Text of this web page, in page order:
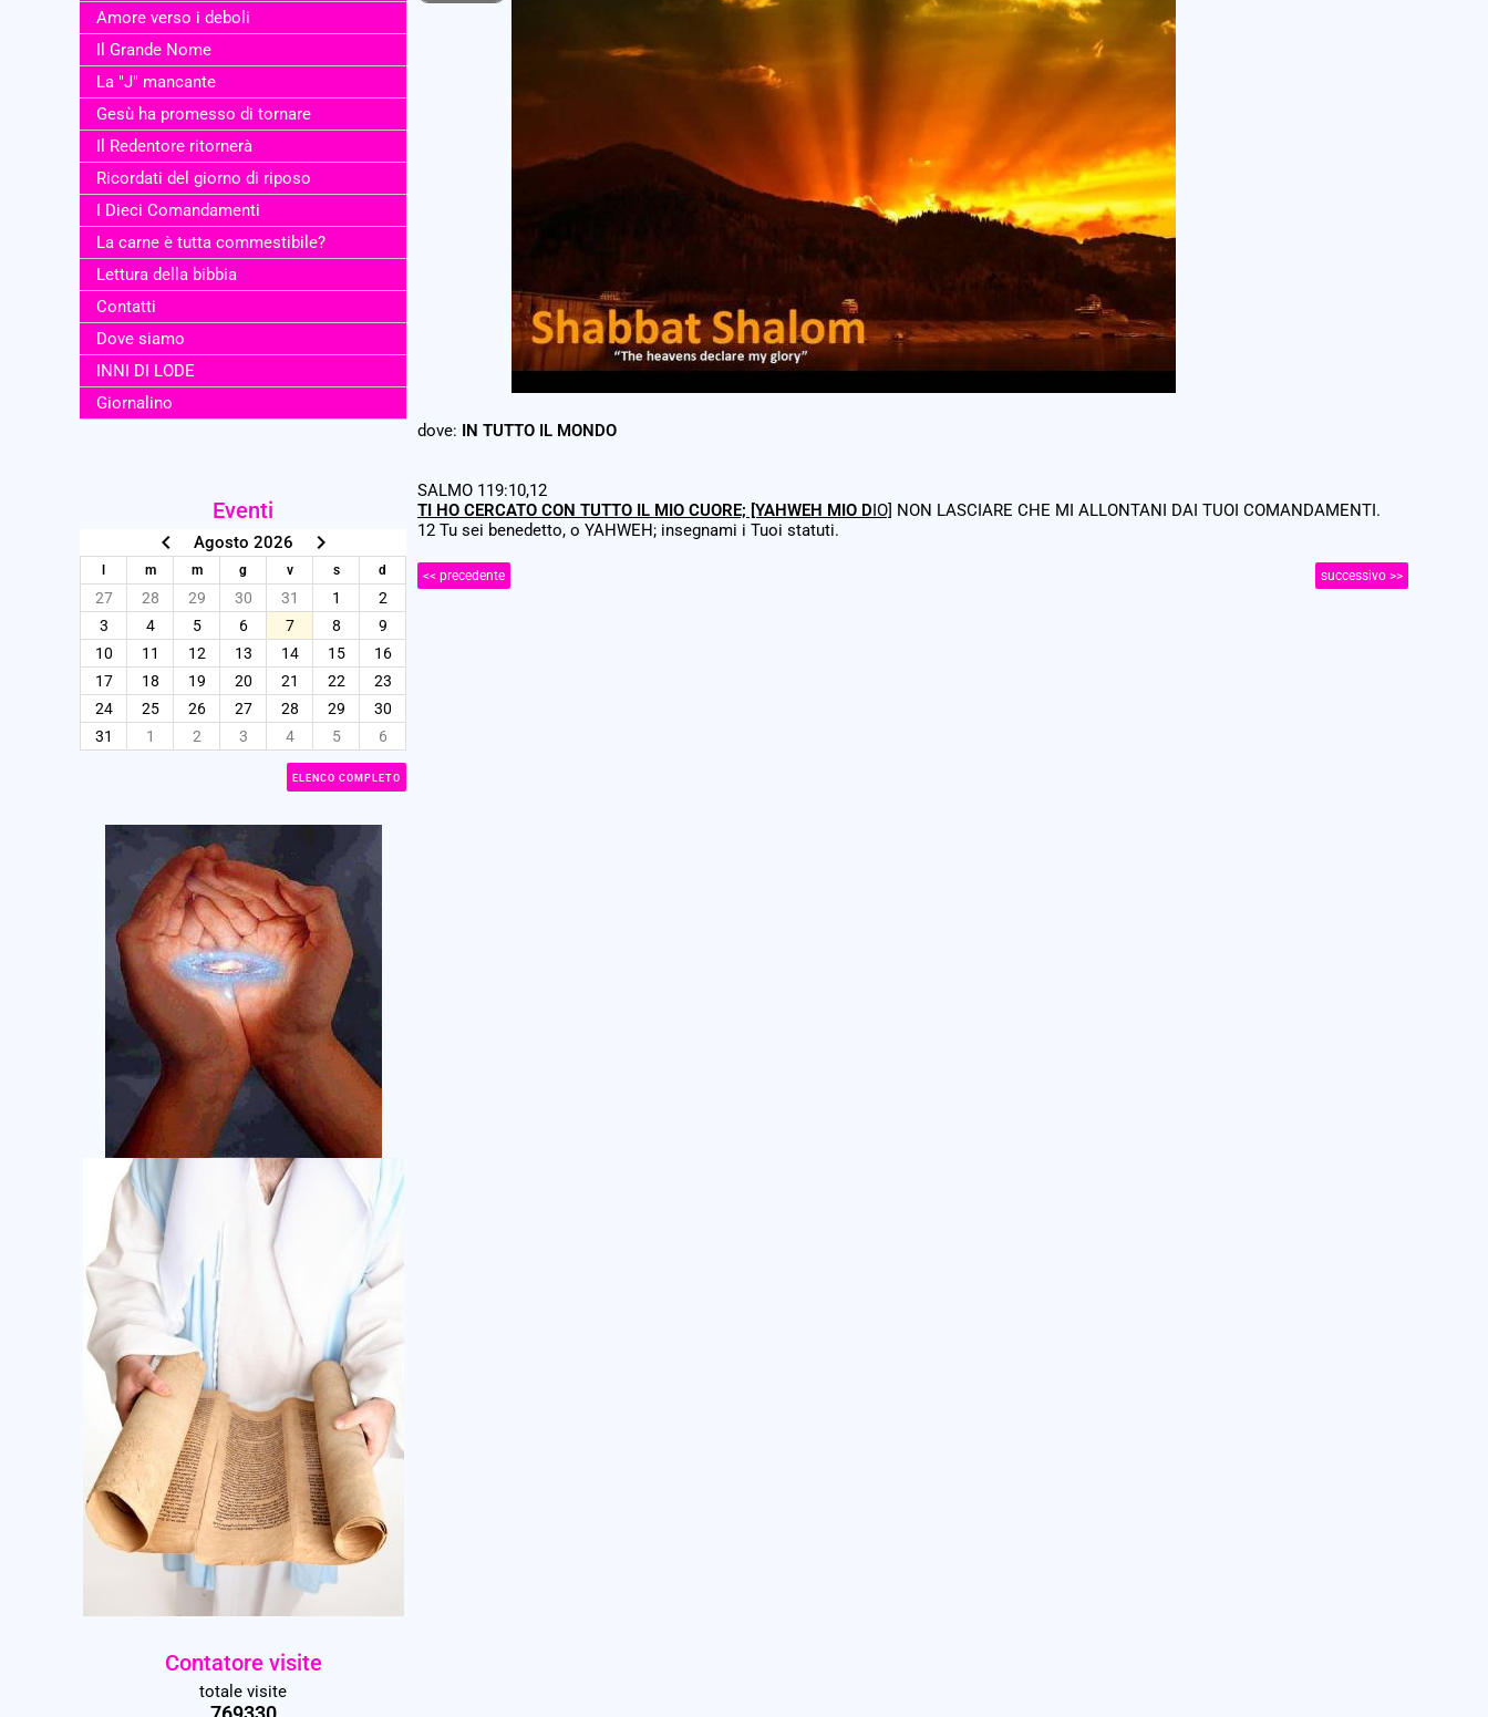
Amore verso i deboli
Il Grande Nome
La "J" mancante
Gesù ha promesso di tornare
Il Redentore ritornerà
Ricordati del giorno di riposo
I Dieci Comandamenti
La carne è tutta commestibile?
Lettura della bibbia
Contatti
Dove siamo
INNI DI LODE
Giornalino
Eventi
keyboard_arrow_left
Agosto 2026 keyboard_arrow_right
m m g v s d
27 28 29 30 31 1
2
3
4 5 6 7 8
9
10
11 12 13 14 15
16
17
18 19 20 21 22
23
24
25 26 27 28 29
30
31
1 2 3 4 5 6
ELENCO COMPLETO
Contatore visite
totale visite
dove: IN TUTTO IL MONDO
SALMO 119:10,12
TI HO CERCATO CON TUTTO IL MIO CUORE; [YAHWEH MIO DIO] NON LASCIARE CHE MI ALLONTANI DAI TUOI COMANDAMENTI.
12 Tu sei benedetto, o YAHWEH; insegnami i Tuoi statuti.
<< precedente successivo >>